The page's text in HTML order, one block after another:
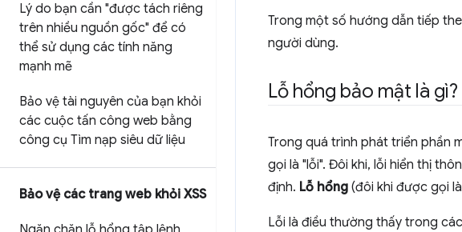
Lý do bạn cần "được tách riêng
trên nhiều nguồn gốc" để có
thể sử dụng các tính năng
mạnh mẽ
Bảo vệ tài nguyên của bạn khỏi
các cuộc tấn công web bằng
công cụ Tìm nạp siêu dữ liệu
Bảo vệ các trang web khỏi XSS
Trong một số hướng dẫn tiếp
người dùng.
Lỗ hổng bảo mật là gì?
Trong quá trình phát triển phần
gọi là "lỗi". Đôi khi, lỗi hiển thị
định. Lỗ hổng (đôi khi được gọi là
Lỗi là điều thường thấy trong